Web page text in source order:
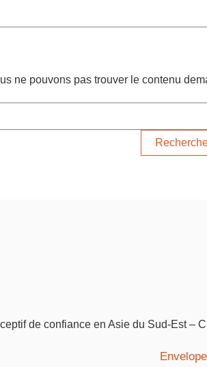
ne pouvons pas trouver le contenu
de confiance en Asie du Sud-Est –
Envelope